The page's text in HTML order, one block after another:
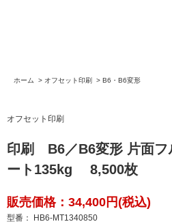
ホーム > オフセット印刷 > B6・B6変形
オフセット印刷
印刷 B6／B6変形 片面フ
ート135kg 8,500枚
販売価格：34,400円(税込)
型番： HB6-MT1340850